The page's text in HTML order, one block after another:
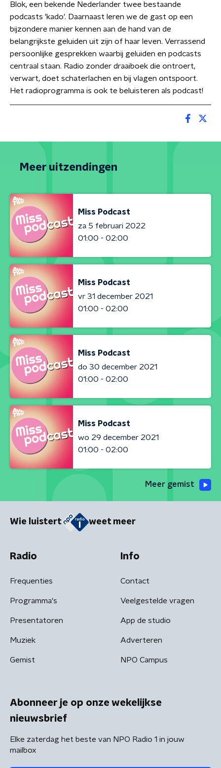
Blok, een bekende Nederlander twee bestaande
podcasts 'kado'. Daarnaast leren we de gast op een
bijzondere manier kennen aan de hand van de
belangrijkste geluiden uit zijn of haar leven. Verrassend
persoonlijke gesprekken waarbij geluiden en podcasts
centraal staan. Radio zonder draaiboek die ontroert,
verwart, doet schaterlachen en bij vlagen ontspoort.
Het radioprogramma is ook te beluisteren als podcast!
Meer uitzendingen
Miss Podcast
za 5 februari 2022
01:00 - 02:00
Miss Podcast
vr 31 december 2021
01:00 - 02:00
Miss Podcast
do 30 december 2021
01:00 - 02:00
Miss Podcast
wo 29 december 2021
01:00 - 02:00
Meer gemist
Wie luistert weet meer
Radio
Frequenties
Programma's
Presentatoren
Muziek
Gemist
Info
Contact
Veelgestelde vragen
App de studio
Adverteren
NPO Campus
Abonneer je op onze wekelijkse
nieuwsbrief
Elke zaterdag het beste van NPO Radio 1 in jouw
mailbox